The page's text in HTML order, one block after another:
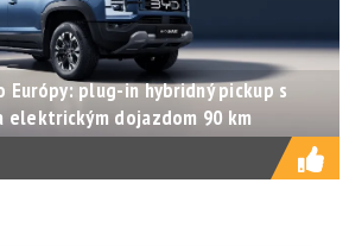
Európy: plug-in hybridný pickup s
elektrickým dojazdom 90 km